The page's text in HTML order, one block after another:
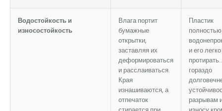
Водостойкость и
износостойкость
Влага портит
бумажные
открытки,
заставляя их
деформироваться
и расслаиваться.
Края
изнашиваются, а
отпечаток
Пластик
полностью
и его легко
гораздо
разрывам